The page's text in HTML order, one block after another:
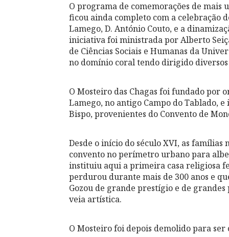
O programa de comemorações de mais
ficou ainda completo com a celebração
Lamego, D. António Couto, e a
iniciativa foi ministrada por Alberto
de Ciências Sociais e Humanas da
no domínio coral tendo dirigido diversos
O Mosteiro das Chagas foi fundado por
Lamego, no antigo Campo do Tablado,
Bispo, provenientes do Convento de
Desde o início do século XVI, as
convento no perímetro urbano para
instituiu aqui a primeira casa religiosa
perdurou durante mais de 300 anos e
Gozou de grande prestígio e de
veia artística.
O Mosteiro foi depois demolido para